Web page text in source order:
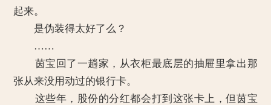
起来。
是伪装得太好了么？
……
茵宝回了一趟家，从衣柜最底层的抽屉里拿出那
张从来没用动过的银行卡。
这些年，股份的分红都会打到这张卡上，但茵宝